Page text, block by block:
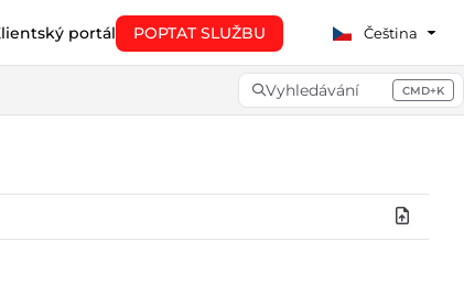
portál POPTAT SLUŽBU Čeština
Vyhledávání CMD+K
Press CMD+K to open